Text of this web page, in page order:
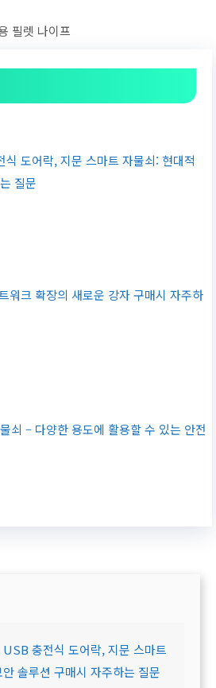
필렛 나이프
도어락, 지문 스마트 자물쇠: 현대적
질문
워크 확장의 새로운 강자 구매시 자주하
쇠 – 다양한 용도에 활용할 수 있는 안전
충전식 도어락, 지문 스마트
솔루션 구매시 자주하는 질문